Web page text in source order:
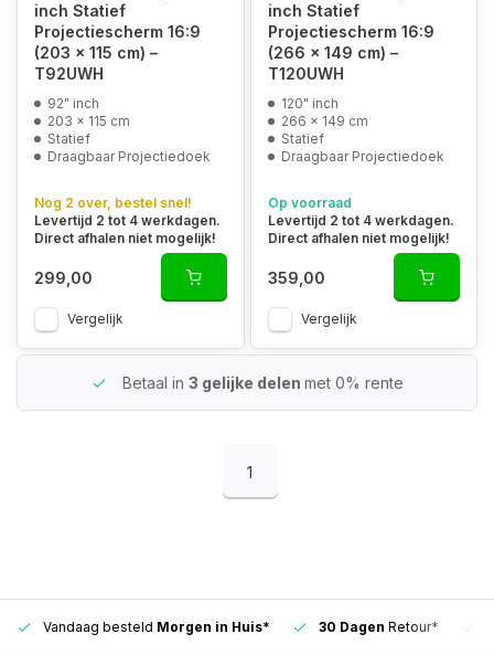
inch Statief
Projectiescherm 16:9
(203 x 115 cm) –
T92UWH
92" inch
203 x 115 cm
Statief
Draagbaar Projectiedoek
Nog 2 over, bestel snel!
Levertijd 2 tot 4 werkdagen.
Direct afhalen niet mogelijk!
299,00
Vergelijk
inch Statief
Projectiescherm 16:9
(266 x 149 cm) –
T120UWH
120" inch
266 x 149 cm
Statief
Draagbaar Projectiedoek
Op voorraad
Levertijd 2 tot 4 werkdagen.
Direct afhalen niet mogelijk!
359,00
Vergelijk
Betaal in 3 gelijke delen met 0% rente
1
Vandaag besteld Morgen in Huis* 30 Dagen Retour*